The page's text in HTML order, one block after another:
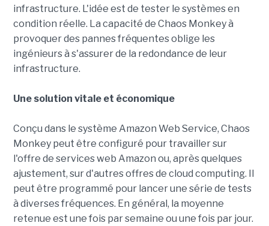
infrastructure. L'idée est de tester le systèmes en
condition réelle. La capacité de Chaos Monkey à
provoquer des pannes fréquentes oblige les
ingénieurs à s'assurer de la redondance de leur
infrastructure.
Une solution vitale et économique
Conçu dans le système Amazon Web Service, Chaos
Monkey peut être configuré pour travailler sur
l'offre de services web Amazon ou, après quelques
ajustement, sur d'autres offres de cloud computing. Il
peut être programmé pour lancer une série de tests
à diverses fréquences. En général, la moyenne
retenue est une fois par semaine ou une fois par jour.